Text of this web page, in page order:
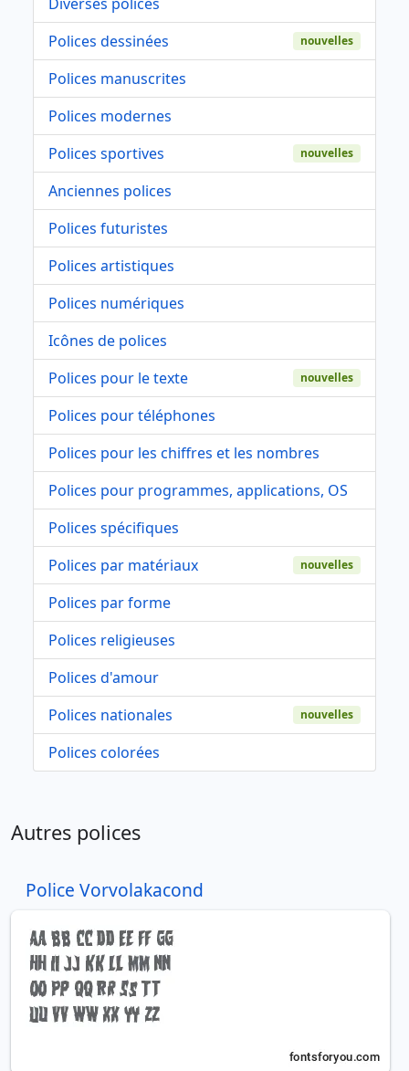
Polices dessinées
nouvelles
Polices manuscrites
Polices modernes
Polices sportives
nouvelles
Anciennes polices
Polices futuristes
Polices artistiques
Polices numériques
Icônes de polices
Polices pour le texte
nouvelles
Polices pour téléphones
Polices pour les chiffres et les nombres
Polices pour programmes, applications, OS
Polices spécifiques
Polices par matériaux
nouvelles
Polices par forme
Polices religieuses
Polices d'amour
Polices nationales
nouvelles
Polices colorées
Autres polices
Police Vorvolakacond